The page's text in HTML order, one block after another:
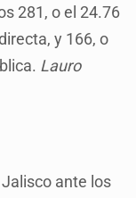
281, o el 24.76
y 166, o
Lauro
ante los